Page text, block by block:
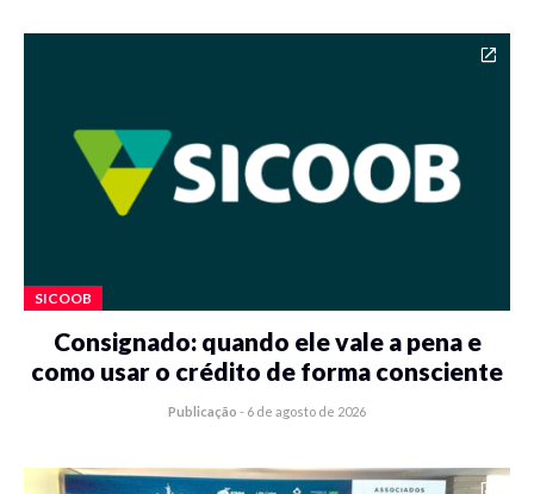
SICOOB
Consignado: quando ele vale a pena e
como usar o crédito de forma consciente
Publicação - 6 de agosto de 2026